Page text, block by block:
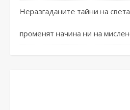
Неразгаданите тайни на
променят начина ни на